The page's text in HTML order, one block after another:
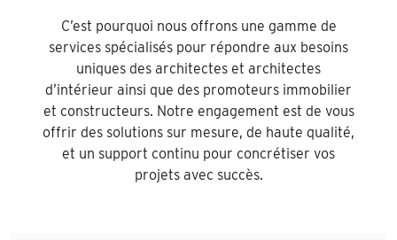
C’est pourquoi nous offrons une gamme de
services spécialisés pour répondre aux besoins
uniques des architectes et architectes
d’intérieur ainsi que des promoteurs immobilier
et constructeurs. Notre engagement est de vous
offrir des solutions sur mesure, de haute qualité,
et un support continu pour concrétiser vos
projets avec succès.